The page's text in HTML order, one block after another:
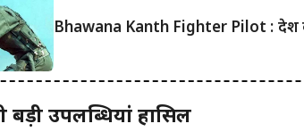
Bhawana Kanth Fighter Pilot : देश की
बड़ी उपलब्धियां हासिल